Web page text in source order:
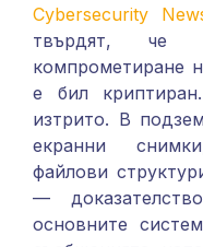
Cybersecurity
твърдят, че
компрометиране
е бил
изтрито. В
екранни
файлови
—
основните